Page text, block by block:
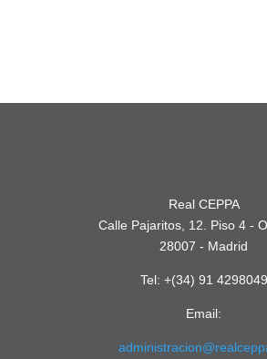
Real CEPPA
Calle Pajaritos, 12. Piso 4 -
28007 - Madrid
Tel: +(34) 91 4298049
Email: